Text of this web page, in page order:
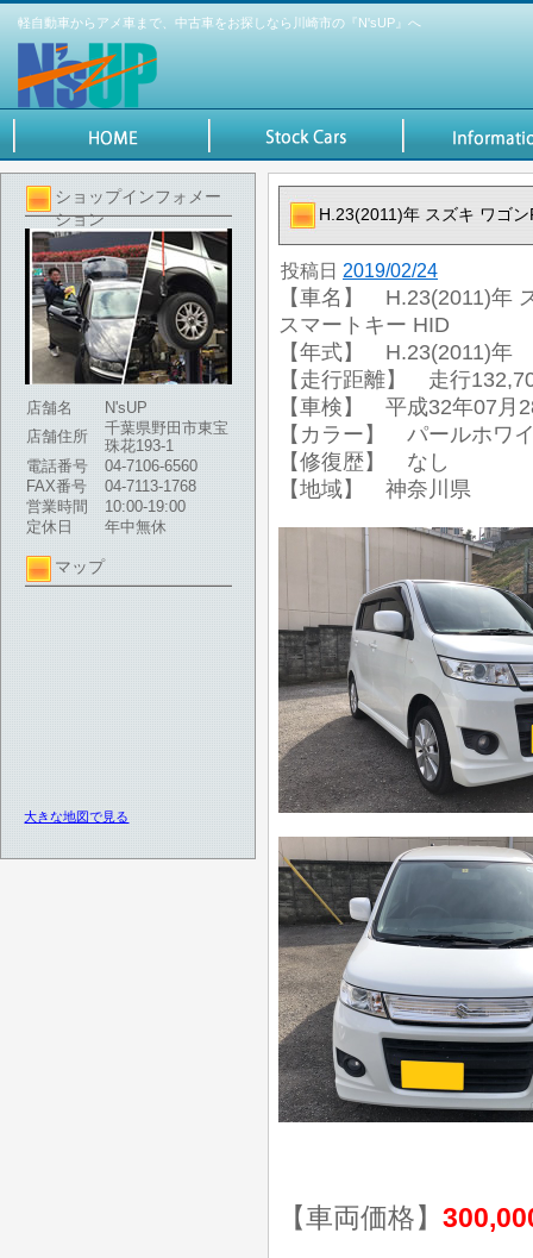
軽自動車からアメ車まで、中古車をお探しなら川崎市の『N'sUP』へ
ショップインフォメー
ション
店舗名
N'sUP
店舗住所
千葉県野田市東宝
珠花193-1
電話番号
04-7106-6560
FAX番号
04-7113-1768
営業時間
10:00-19:00
定休日
年中無休
マップ
大きな地図で見る
H.23(2011)年 スズキ ワゴ
投稿日 2019/02/24
【車名】 H.23(2011)年
スマートキー HID
【年式】 H.23(2011)年
【走行距離】 走行
【車検】 平成32年07月
【カラー】 パールホワ
【修復歴】 なし
【地域】 神奈川県
【車両価格】